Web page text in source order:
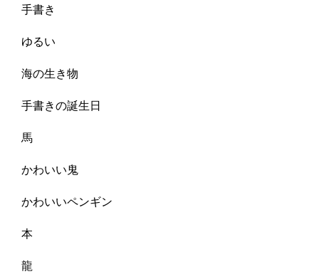
手書き
ゆるい
海の生き物
手書きの誕生日
馬
かわいい鬼
かわいいペンギン
本
龍